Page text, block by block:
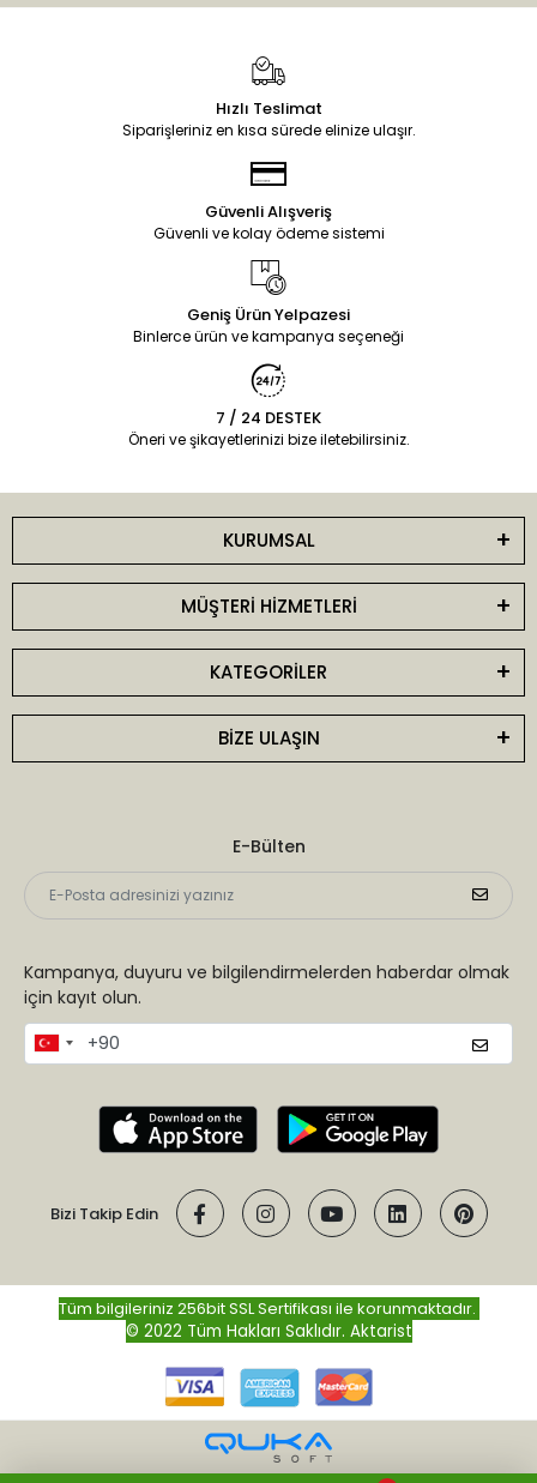
Hızlı Teslimat
Siparişleriniz en kısa sürede elinize ulaşır.
Güvenli Alışveriş
Güvenli ve kolay ödeme sistemi
Geniş Ürün Yelpazesi
Binlerce ürün ve kampanya seçeneği
7 / 24 DESTEK
Öneri ve şikayetlerinizi bize iletebilirsiniz.
KURUMSAL
MÜŞTERİ HİZMETLERİ
KATEGORİLER
BİZE ULAŞIN
E-Bülten
Kampanya, duyuru ve bilgilendirmelerden haberdar olmak
için kayıt olun.
Bizi Takip Edin
Tüm bilgileriniz 256bit SSL Sertifikası ile korunmaktadır.
© 2022 Tüm Hakları Saklıdır. Aktarist